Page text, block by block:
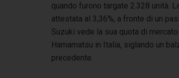
quando furono targate 2.328 unità.
attestata al 3,36%, a fronte di un
Suzuki vede la sua quota di
Hamamatsu in Italia, siglando un
precedente.